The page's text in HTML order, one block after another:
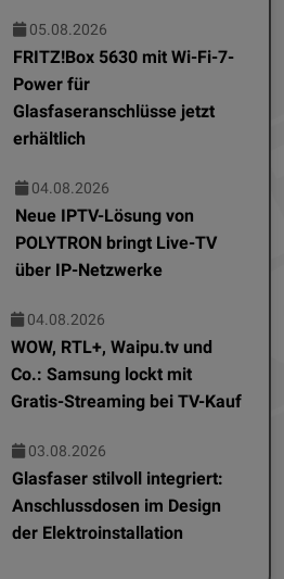
von
Live-
EDITOR NEWS
aosu stellt
Doorbell SE
vor: Smarte
lokaler
05.08.2026
FRITZ!Box 5630 mit Wi-Fi-7-
Power für
Glasfaseranschlüsse jetzt
erhältlich
04.08.2026
Neue IPTV-Lösung von
POLYTRON bringt Live-TV
über IP-Netzwerke
04.08.2026
WOW, RTL+, Waipu.tv und
Co.: Samsung lockt mit
Gratis-Streaming bei TV-Kauf
03.08.2026
Glasfaser stilvoll integriert:
Anschlussdosen im Design
der Elektroinstallation